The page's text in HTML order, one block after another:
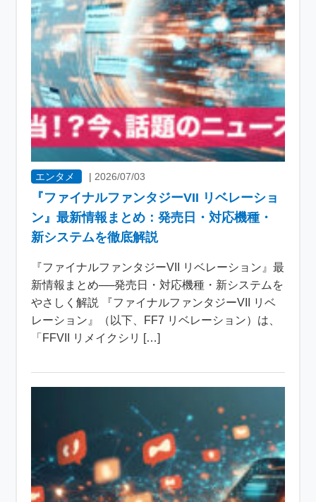
エンタメ | 2026/07/03
『ファイナルファンタジーVII リベレーショ
ン』最新情報まとめ：発売日・対応機種・
新システムを徹底解説
『ファイナルファンタジーVII リベレーション』最
新情報まとめ──発売日・対応機種・新システムを
やさしく解説 『ファイナルファンタジーVII リベ
レーション』（以下、FF7 リベレーション）は、
「FFVII リメイクシリ […]